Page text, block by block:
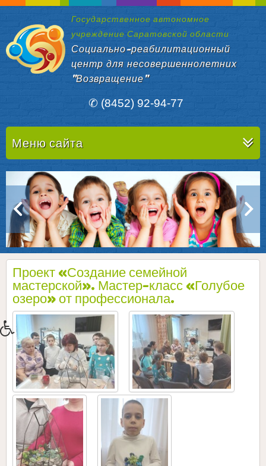
Государственное автономное
учреждение Саратовской области
Социально-реабилитационный
центр для несовершеннолетних
"Возвращение"
✆ (8452) 92-94-77
Меню сайта
Проект «Создание семейной
мастерской». Мастер-класс «Голубое
озеро» от профессионала.